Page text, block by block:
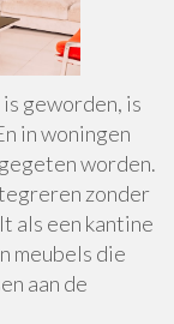
geworden, is
in woningen
worden.
zonder
als een kantine
meubels die
aan de